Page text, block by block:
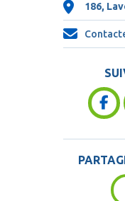
186,